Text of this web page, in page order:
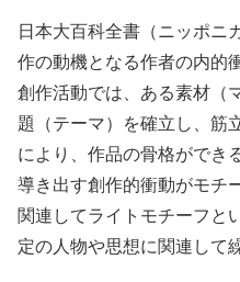
日本大百科全書（ニッポニ
作の動機となる作者の内的
創作活動では、ある素材（
題（テーマ）を確立し、筋
により、作品の骨格ができ
導き出す創作的衝動がモチ
関連してライトモチーフと
定の人物や思想に関連して